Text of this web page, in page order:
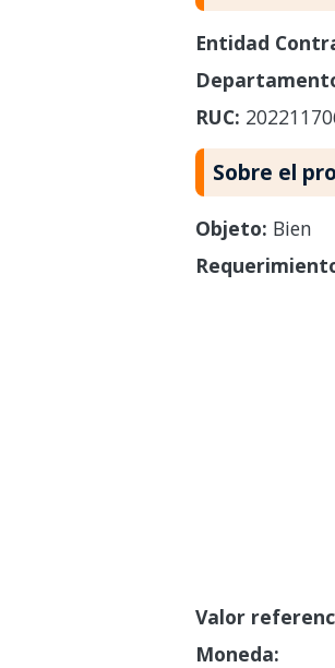
Entidad
RUC:
Sobre el
Objeto: Bien
Valor
Moneda: